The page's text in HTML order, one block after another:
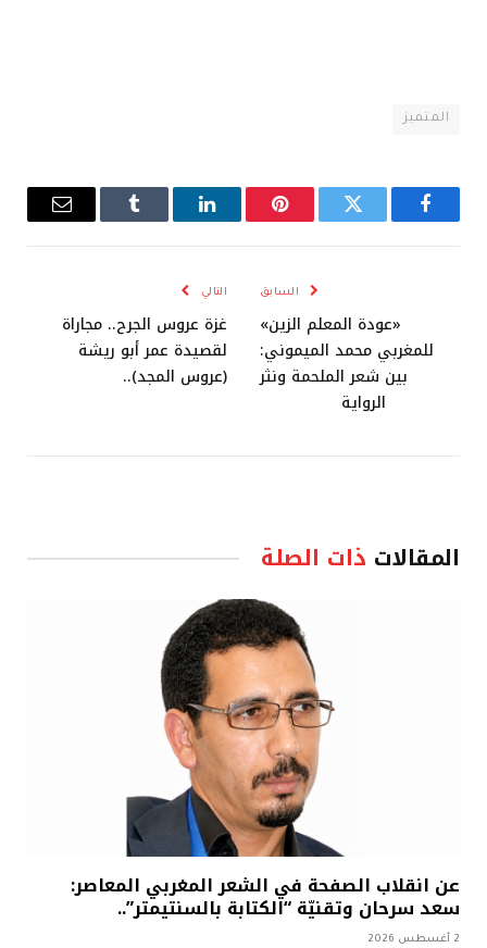
المتميز
فيسبوك تويتر بينتيريستلينكدإن Tumblr
البريد
السابق
«عودة المعلم الزين»
للمغربي محمد الميموني:
بين شعر الملحمة ونثر
الرواية
التالي
غزة عروس الجرح.. مجاراة
لقصيدة عمر أبو ريشة
(عروس المجد)..
المقالات ذات الصلة
عن انقلاب الصفحة في الشعر المغربي المعاصر:
سعد سرحان وتقنيّة “الكتابة بالسنتيمتر”..
2 أغسطس 2026